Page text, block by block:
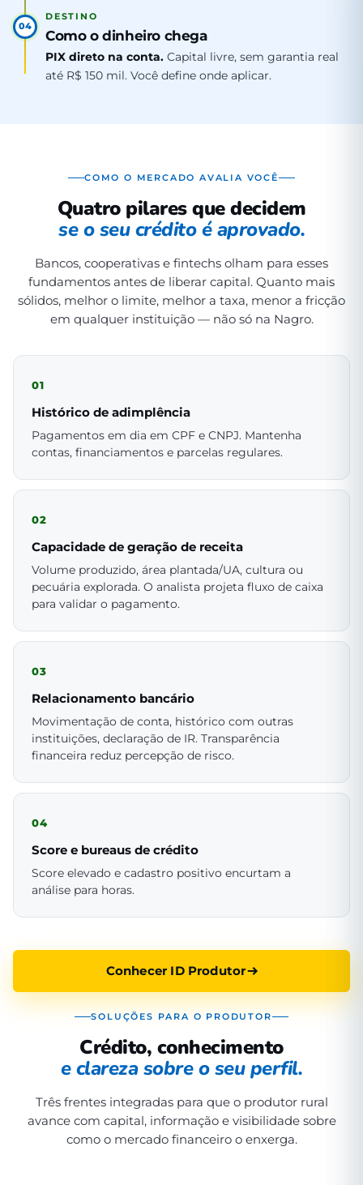
04
DESTINO
Como o dinheiro chega
PIX direto na conta. Capital livre, sem garantia real
até R$ 150 mil. Você define onde aplicar.
COMO O MERCADO AVALIA VOCÊ
Quatro pilares que decidem
se o seu crédito é aprovado.
Bancos, cooperativas e fintechs olham para esses
fundamentos antes de liberar capital. Quanto mais
sólidos, melhor o limite, melhor a taxa, menor a fricção
em qualquer instituição — não só na Nagro.
01
Histórico de adimplência
Pagamentos em dia em CPF e CNPJ. Mantenha
contas, financiamentos e parcelas regulares.
02
Capacidade de geração de receita
Volume produzido, área plantada/UA, cultura ou
pecuária explorada. O analista projeta fluxo de caixa
para validar o pagamento.
03
Relacionamento bancário
Movimentação de conta, histórico com outras
instituições, declaração de IR. Transparência
financeira reduz percepção de risco.
04
Score e bureaus de crédito
Score elevado e cadastro positivo encurtam a
análise para horas.
Conhecer ID Produtor
SOLUÇÕES PARA O PRODUTOR
Crédito, conhecimento
e clareza sobre o seu perfil.
Três frentes integradas para que o produtor rural
avance com capital, informação e visibilidade sobre
como o mercado financeiro o enxerga.